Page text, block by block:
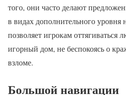
того, они часто делают
в видах дополнительного уровня
позволяет игрокам оттягиваться
игорный дом, не беспокоясь о
взломе.
Большой навигации